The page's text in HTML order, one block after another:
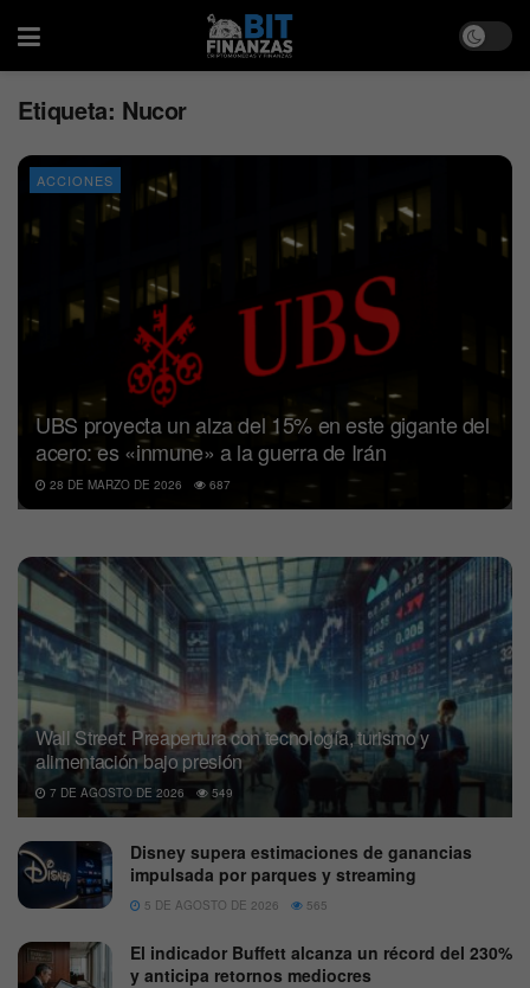
Etiqueta: Nucor
ACCIONES
UBS proyecta un alza del 15% en este gigante del
acero: es «inmune» a la guerra de Irán
28 DE MARZO DE 2026 687
Wall Street: Preapertura con tecnología, turismo y
alimentación bajo presión
7 DE AGOSTO DE 2026 549
Disney supera estimaciones de ganancias
impulsada por parques y streaming
5 DE AGOSTO DE 2026 565
El indicador Buffett alcanza un récord del 230%
y anticipa retornos mediocres